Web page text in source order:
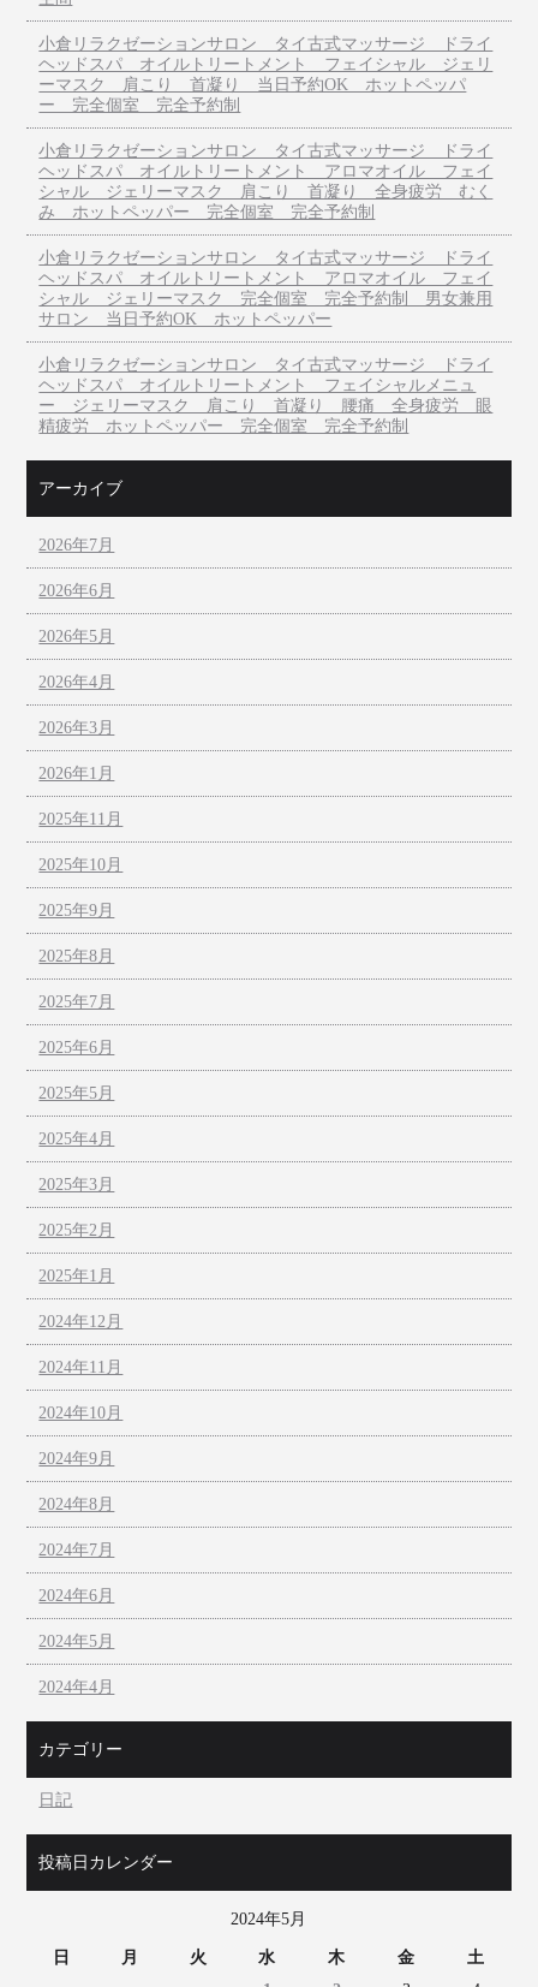
小倉リラクゼーションサロン タイ古式マッサージ ドライ
ヘッドスパ オイルトリートメント フェイシャル ジェリ
ーマスク 肩こり 首凝り 当日予約OK ホットペッパ
ー 完全個室 完全予約制
小倉リラクゼーションサロン タイ古式マッサージ ドライ
ヘッドスパ オイルトリートメント アロマオイル フェイ
シャル ジェリーマスク 肩こり 首凝り 全身疲労 むく
み ホットペッパー 完全個室 完全予約制
小倉リラクゼーションサロン タイ古式マッサージ ドライ
ヘッドスパ オイルトリートメント アロマオイル フェイ
シャル ジェリーマスク 完全個室 完全予約制 男女兼用
サロン 当日予約OK ホットペッパー
小倉リラクゼーションサロン タイ古式マッサージ ドライ
ヘッドスパ オイルトリートメント フェイシャルメニュ
ー ジェリーマスク 肩こり 首凝り 腰痛 全身疲労 眼
精疲労 ホットペッパー 完全個室 完全予約制
アーカイブ
2026年7月
2026年6月
2026年5月
2026年4月
2026年3月
2026年1月
2025年11月
2025年10月
2025年9月
2025年8月
2025年7月
2025年6月
2025年5月
2025年4月
2025年3月
2025年2月
2025年1月
2024年12月
2024年11月
2024年10月
2024年9月
2024年8月
2024年7月
2024年6月
2024年5月
2024年4月
カテゴリー
日記
投稿日カレンダー
2024年5月
日 月 火 水 木 金
土